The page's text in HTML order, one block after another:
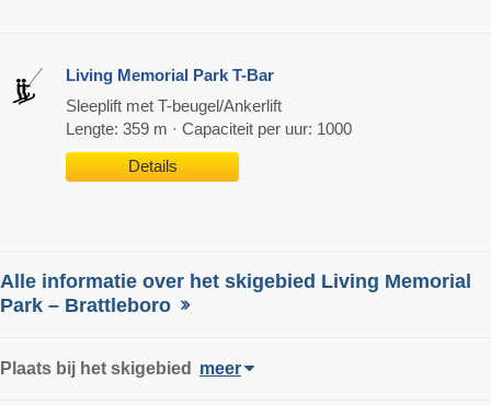
Living Memorial Park T-Bar
Sleeplift met T-beugel/Ankerlift
Lengte: 359 m · Capaciteit per uur: 1000
Details
Alle informatie over het skigebied Living Memorial
Park – Brattleboro
Plaats bij het skigebied meer